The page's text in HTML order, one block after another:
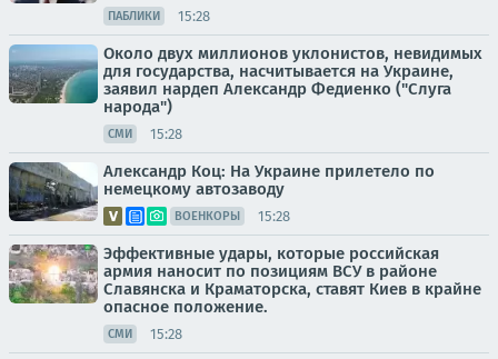
ПАБЛИКИ 15:28
Около двух миллионов уклонистов, невидимых
для государства, насчитывается на Украине,
заявил нардеп Александр Федиенко ("Слуга
народа")
СМИ 15:28
Александр Коц: На Украине прилетело по
немецкому автозаводу
ВОЕНКОРЫ 15:28
Эффективные удары, которые российская
армия наносит по позициям ВСУ в районе
Славянска и Краматорска, ставят Киев в крайне
опасное положение.
СМИ 15:28